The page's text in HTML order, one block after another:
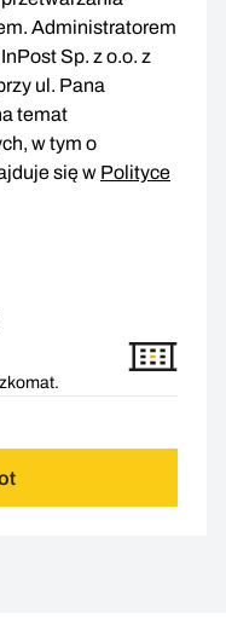
Administratorem
Sp. z o.o. z
ul. Pana
temat
w tym o
się w Polityce